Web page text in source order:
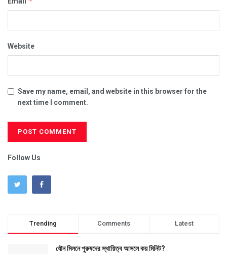
Website
Save my name, email, and website in this browser for the
next time I comment.
Follow Us
Trending Comments Latest
যৌন মিলনে পুরুষদের স্থায়িত্ব আসলে কয় মিনিট?